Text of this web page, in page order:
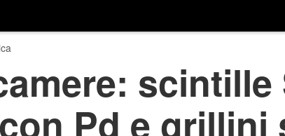
scintille
Pd e grillini